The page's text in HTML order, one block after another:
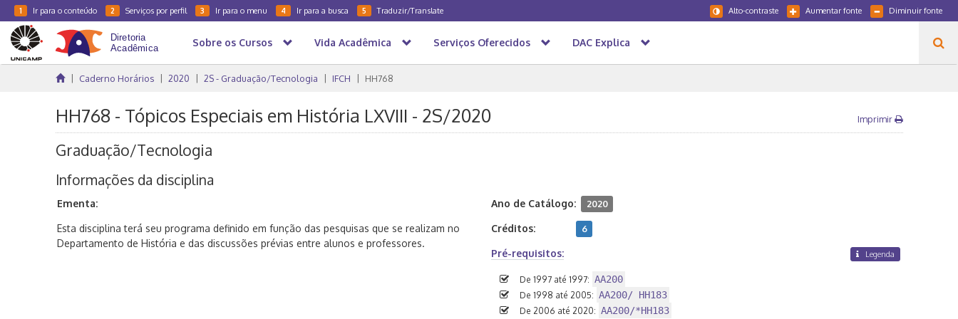
1 Ir para o conteúdo 2 Serviços por perfil 3 Ir para o menu 4 Ir para a busca 5 Traduzir/Translate Diminuir fonte
Aumentar fonte
Alto-contraste
Sobre os Cursos Vida Acadêmica Serviços Oferecidos DAC Explica
Caderno Horários 2020 2S - Graduação/Tecnologia IFCH HH768
HH768 - Tópicos Especiais em História LXVIII - 2S/2020 Imprimir
Graduação/Tecnologia
Informações da disciplina
Ementa:
Esta disciplina terá seu programa definido em função das pesquisas que se realizam no
Departamento de História e das discussões prévias entre alunos e professores.
Ano de Catálogo: 2020
Créditos: 6
Pré-requisitos: Legenda
De 1997 até 1997: AA200
De 1998 até 2005: AA200/ HH183
De 2006 até 2020: AA200/*HH183